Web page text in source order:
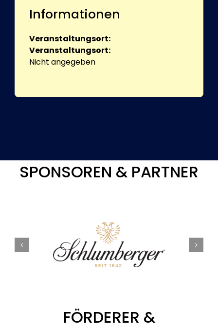
Informationen
Veranstaltungsort:
Veranstaltungsort:
Nicht angegeben
SPONSOREN & PARTNER
FÖRDERER &